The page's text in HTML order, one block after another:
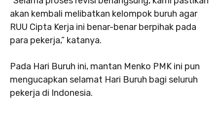
akan kembali melibatkan kelompok buruh agar
RUU Cipta Kerja ini benar-benar berpihak pada
para pekerja,” katanya.
Pada Hari Buruh ini, mantan Menko PMK ini pun
mengucapkan selamat Hari Buruh bagi seluruh
pekerja di Indonesia.